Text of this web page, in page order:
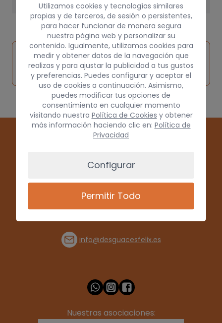
3 kg
Inspeccionar
vehículo de
origen
Solicitar
pieza
Consultar
por
(+34) 928 715008
info@desguacesfelix.es
Nuestras asociaciones:
Utilizamos cookies y tecnologías similares
propias y de terceros, de sesión o persistentes,
para hacer funcionar de manera segura
nuestra página web y personalizar su
contenido. Igualmente, utilizamos cookies para
medir y obtener datos de la navegación que
realizas y para ajustar la publicidad a tus gustos
y preferencias. Puedes configurar y aceptar el
uso de cookies a continuación. Asimismo,
puedes modificar tus opciones de
consentimiento en cualquier momento
visitando nuestra Política de Cookies y obtener
más información haciendo clic en: Política de
Privacidad
Configurar
Permitir Todo